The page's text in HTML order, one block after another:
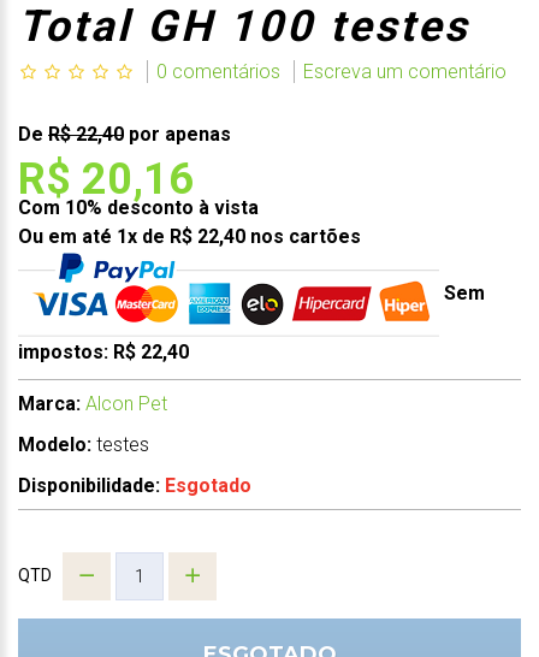
Total GH 100 testes
0 comentários Escreva um comentário
De R$ 22,40 por apenas
R$ 20,16
Com 10% desconto à vista
Ou em até 1x de R$ 22,40 nos cartões
Sem
impostos: R$ 22,40
Marca: Alcon Pet
Modelo: testes
Disponibilidade: Esgotado
QTD